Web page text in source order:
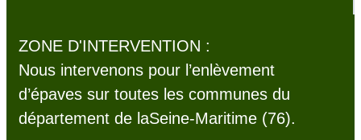
ZONE D'INTERVENTION :
Nous intervenons pour l’enlèvement
d’épaves sur toutes les communes du
département de laSeine-Maritime (76).